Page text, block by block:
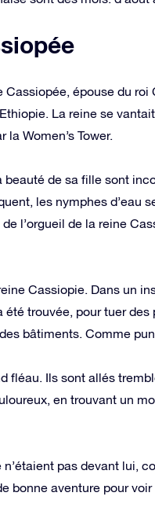
épouse du roi
La reine se
Women’s Tower.
de sa fille sont
les nymphes d’eau
l’orgueil de la reine
Cassiopie. Dans un
trouvée, pour tuer
bâtiments. Comme
fléau. Ils sont allés
en trouvant un
pas devant lui,
bonne aventure pour